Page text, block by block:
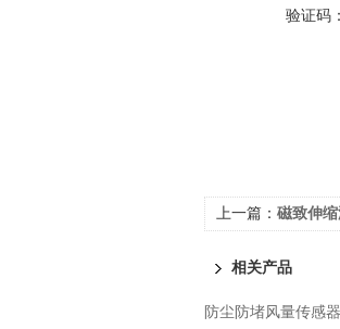
验证码
上一篇： 磁致伸
相关产品
防尘防堵风量传感